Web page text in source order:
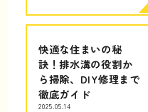
快適な住まいの秘
訣！排水溝の役割か
ら掃除、DIY修理まで
徹底ガイド
2025.05.14